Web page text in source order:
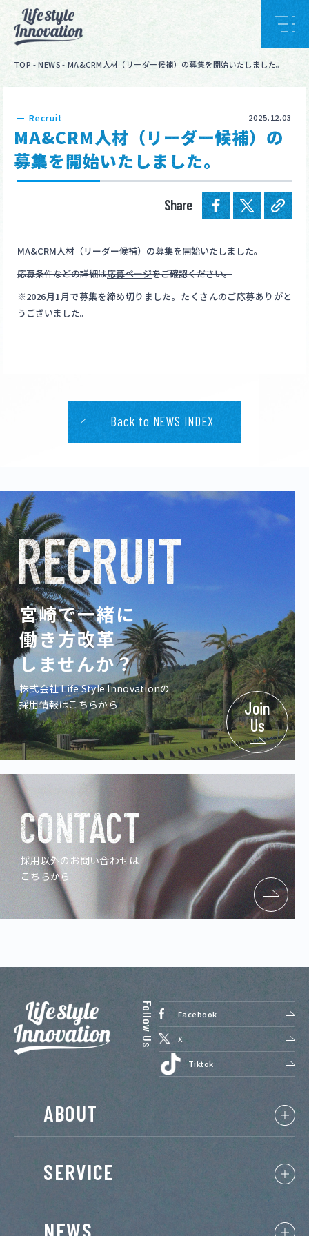
TOP - NEWS- MA&CRM人材（リーダー候補）の募集を開始いたしました。
Recruit 2025.12.03
MA&CRM人材（リーダー候補）の
募集を開始いたしました。
Share
MA&CRM人材（リーダー候補）の募集を開始いたしました。
応募条件などの詳細は応募ページをご確認ください。
※2026月1月で募集を締め切りました。たくさんのご応募ありがと
うございました。
Back to NEWS INDEX
RECRUIT
宮崎で一緒に
働き方改革
しませんか？
株式会社 Life Style Innovationの
採用情報はこちらから
Join
Us
CONTACT
採用以外のお問い合わせは
こちらから
Facebook
X
Tiktok
ABOUT
SERVICE
NEWS